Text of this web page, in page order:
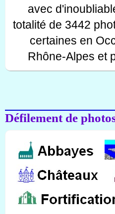
avec
totalité de 3442
certaines en
Rhône-Alpes et
Défilement de